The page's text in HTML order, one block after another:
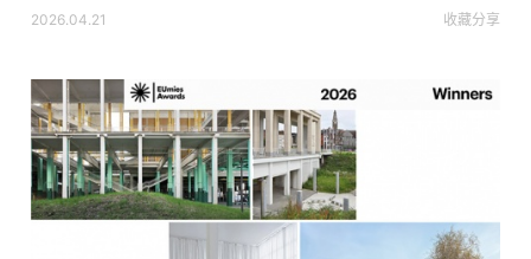
2026.04.21 收藏分享